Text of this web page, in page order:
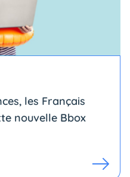
les Français
nouvelle Bbox